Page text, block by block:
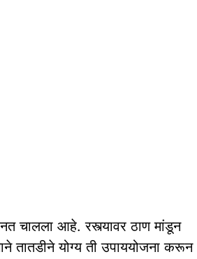
चालला आहे. रस्त्यावर ठाण मांडून
तातडीने योग्य ती उपाययोजना करून